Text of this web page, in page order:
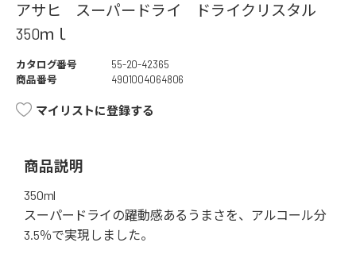
アサヒ スーパードライ ドライクリスタル
350ｍｌ
カタログ番号
55-20-42365
商品番号
4901004064806
マイリストに登録する
商品説明
350ml
スーパードライの躍動感あるうまさを、アルコール分
3.5％で実現しました。